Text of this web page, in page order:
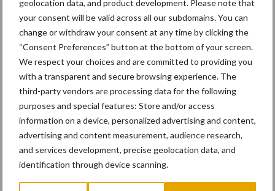
geolocation data, and product development. Please note that
your consent will be valid across all our subdomains. You can
change or withdraw your consent at any time by clicking the
“Consent Preferences” button at the bottom of your screen.
We respect your choices and are committed to providing you
with a transparent and secure browsing experience. The
third-party vendors are processing data for the following
purposes and special features: Store and/or access
information on a device, personalized advertising and content,
advertising and content measurement, audience research,
and services development, precise geolocation data, and
identification through device scanning.
batterijen
Meer lezen?
Kies uit onderstaande thema's:
Activiteiten Bouwmachines